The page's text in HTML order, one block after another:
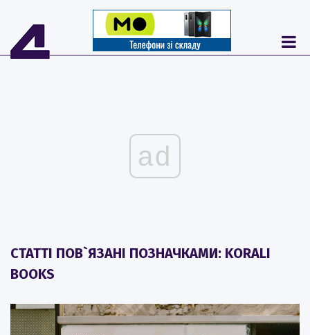
ad
СТАТТІ ПОВ`ЯЗАНІ ПОЗНАЧКАМИ: KORALI
BOOKS